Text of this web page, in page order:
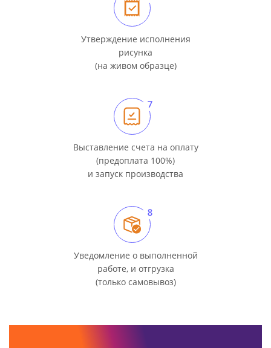
Утверждение исполнения
рисунка
(на живом образце)
Выставление счета на оплату
(предоплата 100%)
и запуск производства
Уведомление о выполненной
работе, и отгрузка
(только самовывоз)